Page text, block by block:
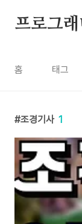
프로그
홈 태그
조경기사 1